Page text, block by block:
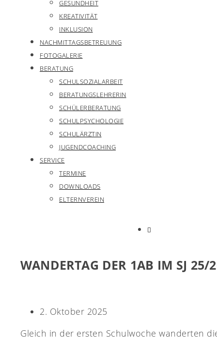
GESUNDHEIT
KREATIVITÄT
INKLUSION
NACHMITTAGSBETREUUNG
FOTOGALERIE
BERATUNG
SCHULSOZIALARBEIT
BERATUNGSLEHRERIN
SCHÜLERBERATUNG
SCHULPSYCHOLOGIE
SCHULÄRZTIN
JUGENDCOACHING
SERVICE
TERMINE
DOWNLOADS
ELTERNVEREIN
WANDERTAG DER 1AB IM SJ 25/
2. Oktober 2025
Gleich in der ersten Schulwoche wanderten